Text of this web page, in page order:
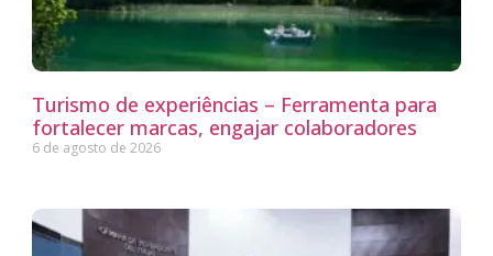
Turismo de experiências – Ferramenta para
fortalecer marcas, engajar colaboradores
6 de agosto de 2026